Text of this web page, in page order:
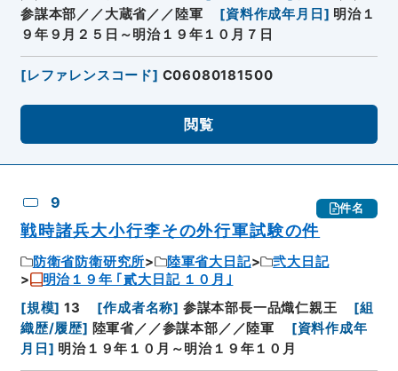
参謀本部／／大蔵省／／陸軍
[資料作成年月日 ] 明治１
９年９月２５日～明治１９年１０月７日
[レファレンスコード] C06080181500
閲覧
9 件名
戦時諸兵大小行李その外行軍試験の件
防衛省防衛研究所 陸軍省大日記
弐大日記
明治１９年 ｢貳大日記 １０月｣
[規模] 13 [作成者名称] 参謀本部長一品熾仁親王 [組
織歴/履歴] 陸軍省／／参謀本部／／陸軍 [資料作成年
月日 ] 明治１９年１０月～明治１９年１０月